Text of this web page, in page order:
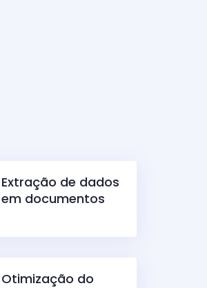
Extração de dados
em documentos
Otimização do